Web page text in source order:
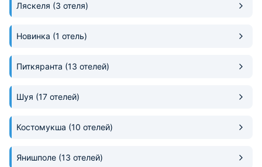
Ляскеля (3 отеля)
Новинка (1 отель)
Питкяранта (13 отелей)
Шуя (17 отелей)
Костомукша (10 отелей)
Янишполе (13 отелей)